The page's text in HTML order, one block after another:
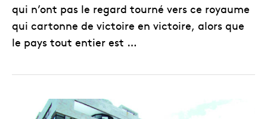
qui n’ont pas le regard tourné vers ce royaume
qui cartonne de victoire en victoire, alors que
le pays tout entier est …